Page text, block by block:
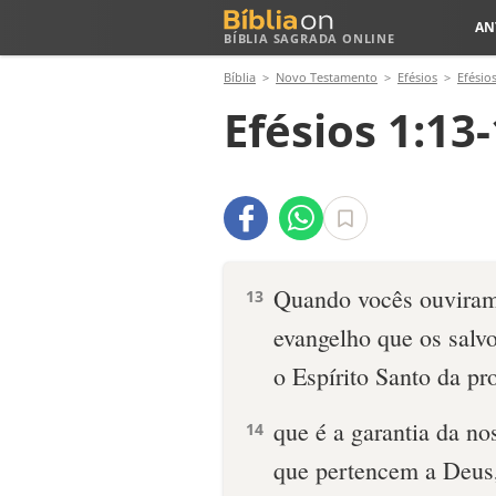
BÍBLIA SAGRADA ONLINE
Bíblia Novo Testamento Efésios
Efésios
13 Quando vocês
evangelho que os
o Espírito Santo da
14 que é a garantia da
que pertencem a